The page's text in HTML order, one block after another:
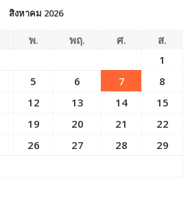
สิงหาคม 2026
พ. พฤ. ศ.
ส.
1
5 6 7
8
12 13 14
15
19 20 21
22
26 27 28
29